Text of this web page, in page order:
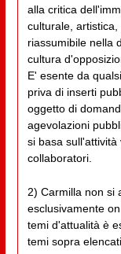
alla critica
culturale, artistica,
riassumibile nella
cultura
E' esente da
priva di inserti
oggetto di
agevolazioni
si basa
collaboratori.
2) Carmilla non si
esclusivamente
temi d'attualità è
temi sopra